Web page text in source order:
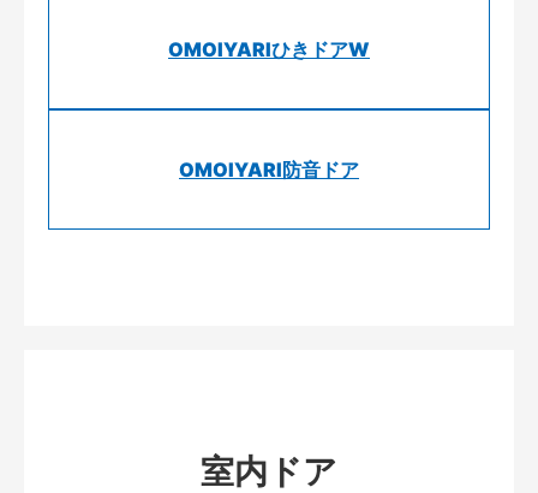
OMOIYARIひきドアW
OMOIYARI防音ドア
室内ドア